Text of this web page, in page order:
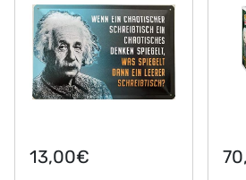
13,00€